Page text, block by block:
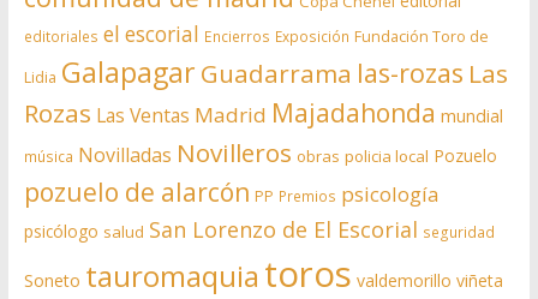
editoriales el escorial Encierros Exposición Fundación Toro de
Lidia Galapagar Guadarrama las-rozas Las
Rozas Las Ventas Madrid Majadahonda mundial
música Novilladas Novilleros obras policia local Pozuelo
pozuelo de alarcón PP Premios psicología
psicólogo salud San Lorenzo de El Escorial seguridad
Soneto tauromaquia toros valdemorillo viñeta